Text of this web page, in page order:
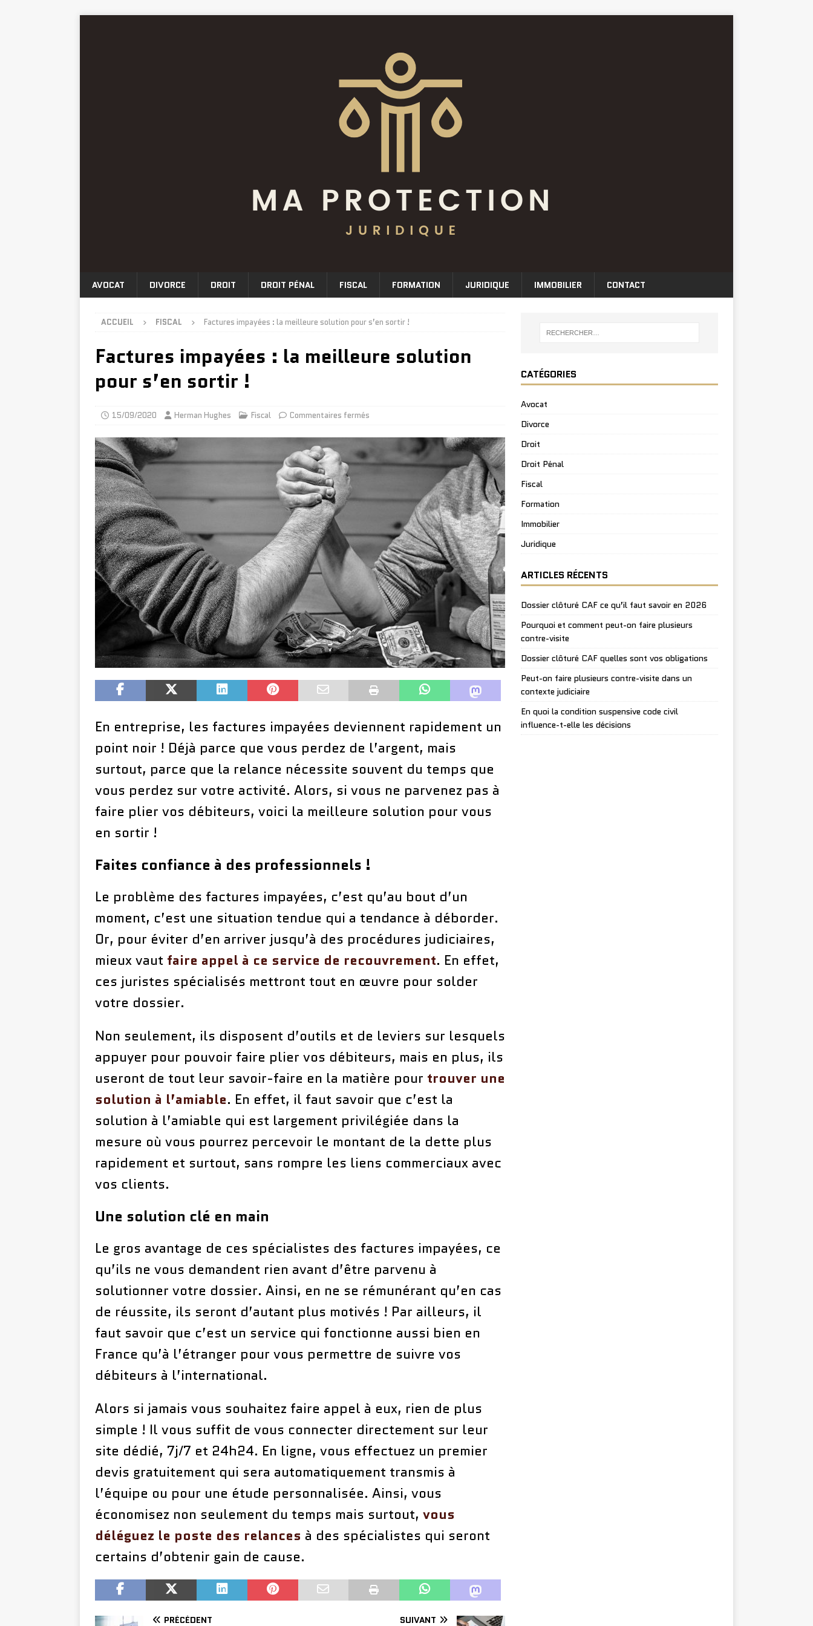
AVOCAT DIVORCE DROIT DROIT PÉNAL FISCAL FORMATION JURIDIQUE IMMOBILIER CONTACT
ACCUEIL FISCAL Factures impayées : la meilleure solution pour s’en sortir !
Factures impayées : la meilleure solution
pour s’en sortir !
15/09/2020 Herman Hughes Fiscal Commentaires fermés
En entreprise, les factures impayées deviennent rapidement un
point noir ! Déjà parce que vous perdez de l’argent, mais
surtout, parce que la relance nécessite souvent du temps que
vous perdez sur votre activité. Alors, si vous ne parvenez pas à
faire plier vos débiteurs, voici la meilleure solution pour vous
en sortir !
Faites confiance à des professionnels !
Le problème des factures impayées, c’est qu’au bout d’un
moment, c’est une situation tendue qui a tendance à déborder.
Or, pour éviter d’en arriver jusqu’à des procédures judiciaires,
mieux vaut faire appel à ce service de recouvrement. En effet,
ces juristes spécialisés mettront tout en œuvre pour solder
votre dossier.
Non seulement, ils disposent d’outils et de leviers sur lesquels
appuyer pour pouvoir faire plier vos débiteurs, mais en plus, ils
useront de tout leur savoir-faire en la matière pour trouver une
solution à l’amiable. En effet, il faut savoir que c’est la
solution à l’amiable qui est largement privilégiée dans la
mesure où vous pourrez percevoir le montant de la dette plus
rapidement et surtout, sans rompre les liens commerciaux avec
vos clients.
Une solution clé en main
Le gros avantage de ces spécialistes des factures impayées, ce
qu’ils ne vous demandent rien avant d’être parvenu à
solutionner votre dossier. Ainsi, en ne se rémunérant qu’en cas
de réussite, ils seront d’autant plus motivés ! Par ailleurs, il
faut savoir que c’est un service qui fonctionne aussi bien en
France qu’à l’étranger pour vous permettre de suivre vos
débiteurs à l’international.
Alors si jamais vous souhaitez faire appel à eux, rien de plus
simple ! Il vous suffit de vous connecter directement sur leur
site dédié, 7j/7 et 24h24. En ligne, vous effectuez un premier
devis gratuitement qui sera automatiquement transmis à
l’équipe ou pour une étude personnalisée. Ainsi, vous
économisez non seulement du temps mais surtout, vous
déléguez le poste des relances à des spécialistes qui seront
certains d’obtenir gain de cause.
PRÉCÉDENT SUIVANT
CATÉGORIES
Avocat
Divorce
Droit
Droit Pénal
Fiscal
Formation
Immobilier
Juridique
ARTICLES RÉCENTS
Dossier clôturé CAF ce qu’il faut savoir en 2026
Pourquoi et comment peut-on faire plusieurs
contre-visite
Dossier clôturé CAF quelles sont vos obligations
Peut-on faire plusieurs contre-visite dans un
contexte judiciaire
En quoi la condition suspensive code civil
influence-t-elle les décisions